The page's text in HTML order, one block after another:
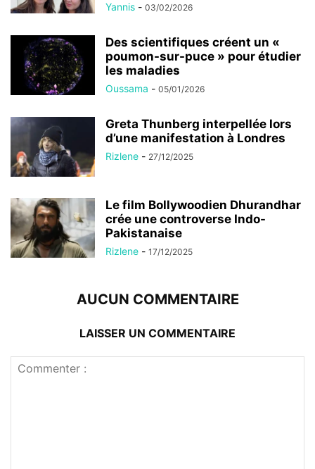
Yannis - 03/02/2026
Des scientifiques créent un «
poumon-sur-puce » pour étudier
les maladies
Oussama - 05/01/2026
Greta Thunberg interpellée lors
d’une manifestation à Londres
Rizlene - 27/12/2025
Le film Bollywoodien Dhurandhar
crée une controverse Indo-
Pakistanaise
Rizlene - 17/12/2025
AUCUN COMMENTAIRE
LAISSER UN COMMENTAIRE